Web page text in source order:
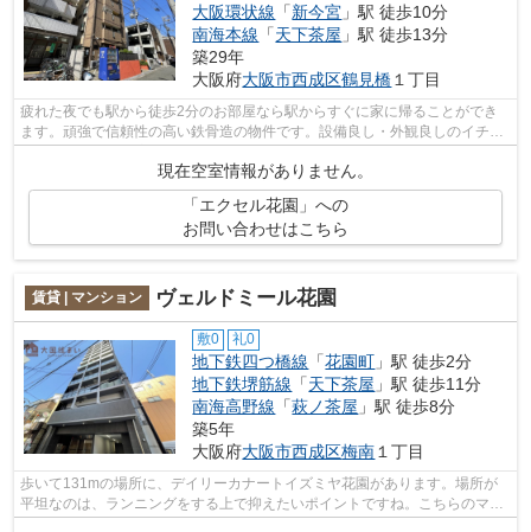
大阪環状線 「新今宮 」駅 徒歩10分
南海本線 「天下茶屋 」駅 徒歩13分
築29年
大阪府大阪市西成区鶴見橋 １丁目
疲れた夜でも駅から徒歩2分のお部屋なら駅からすぐに家に帰ることができ
ます。頑強で信頼性の高い鉄骨造の物件です。設備良し・外観良しのイチオ
シの物件。ぜひ一度見ていただきたい、...
現在空室情報がありません。
「エクセル花園」への
お問い合わせはこちら
賃貸 | マンション ヴェルドミール花園
敷0 礼0
地下鉄四つ橋線 「花園町 」駅 徒歩2分
地下鉄堺筋線 「天下茶屋 」駅 徒歩11分
南海高野線 「萩ノ茶屋 」駅 徒歩8分
築5年
大阪府大阪市西成区梅南１丁目
歩いて131mの場所に、デイリーカナートイズミヤ花園があります。場所が
平坦なのは、ランニングをする上で抑えたいポイントですね。こちらのマン